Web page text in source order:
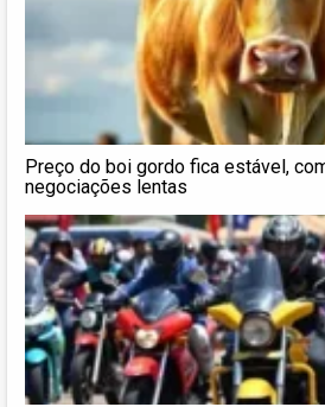
Preço do boi gordo fica estável,
negociações lentas